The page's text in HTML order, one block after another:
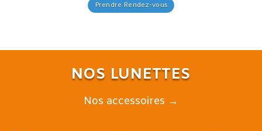
Prendre Rendez-vous
NOS LUNETTES
Nos accessoires →